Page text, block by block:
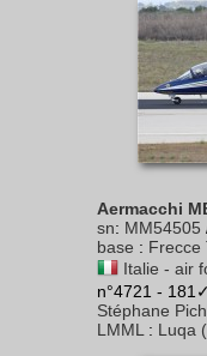
Aermacchi
sn: MM54505
base : Frecce
Italie - air
n°4721 - 181✓
Stéphane
LMML : Luqa